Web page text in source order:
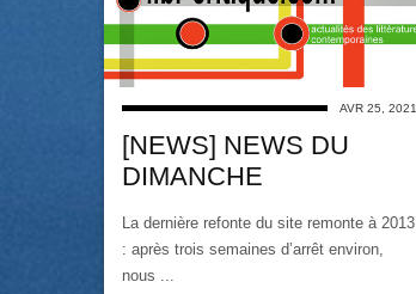
AVR 25, 2021
[NEWS] NEWS DU
DIMANCHE
La dernière refonte du site remonte à 2013
: après trois semaines d’arrêt environ,
nous ...